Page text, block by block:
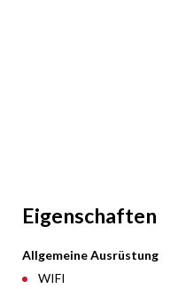
Eigenschaften
Allgemeine Ausrüstung
WIFI